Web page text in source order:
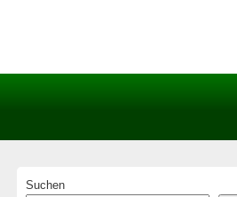
Sidebar
Suchen